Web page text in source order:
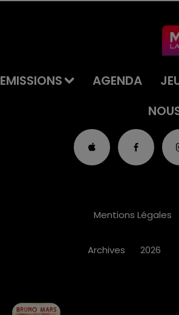
EMISSIONS AGENDA
Mentions Légales
Archives 2026